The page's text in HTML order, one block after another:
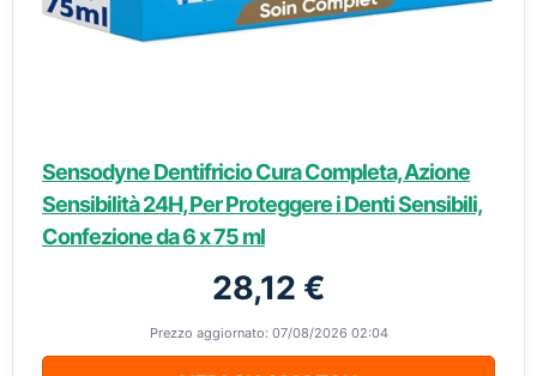
Sensodyne Dentifricio Cura Completa, Azione
Sensibilità 24H, Per Proteggere i Denti Sensibili,
Confezione da 6 x 75 ml
28,12 €
Prezzo aggiornato: 07/08/2026 02:04